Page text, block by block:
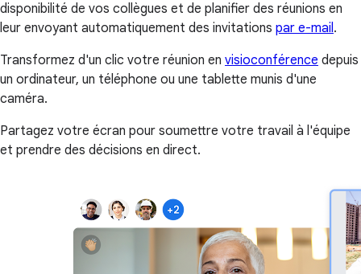
disponibilité de vos collègues et de planifier des réunions en
leur envoyant automatiquement des invitations par e-mail.
Transformez d'un clic votre réunion en visioconférence depuis
un ordinateur, un téléphone ou une tablette munis d'une
caméra.
Partagez votre écran pour soumettre votre travail à l'équipe
et prendre des décisions en direct.